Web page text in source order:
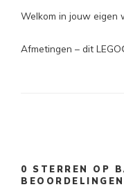
Welkom in jouw eigen
Afmetingen – dit
0 STERREN OP
BEOORDELINGEN